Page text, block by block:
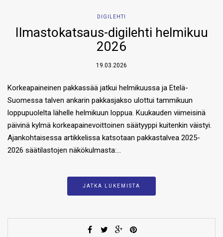
DIGILEHTI
Ilmastokatsaus-digilehti helmikuu
2026
19.03.2026
Korkeapaineinen pakkassää jatkui helmikuussa ja Etelä-
Suomessa talven ankarin pakkasjakso ulottui tammikuun
loppupuolelta lähelle helmikuun loppua. Kuukauden viimeisinä
päivinä kylmä korkeapainevoittoinen säätyyppi kuitenkin väistyi.
Ajankohtaisessa artikkelissa katsotaan pakkastalvea 2025-
2026 säätilastojen näkökulmasta:…
JATKA LUKEMISTA